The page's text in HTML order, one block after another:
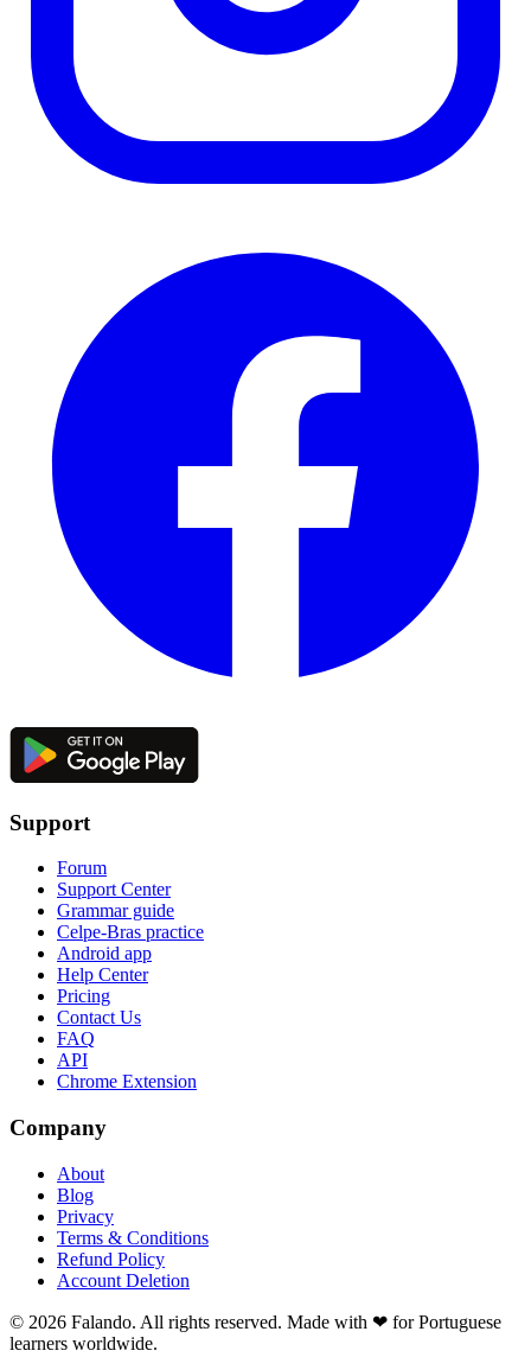
Support
Forum
Support Center
Grammar guide
Celpe-Bras practice
Android app
Help Center
Pricing
Contact Us
FAQ
API
Chrome Extension
Company
About
Blog
Privacy
Terms & Conditions
Refund Policy
Account Deletion
© 2026 Falando. All rights reserved. Made with ❤ for Portuguese
learners worldwide.